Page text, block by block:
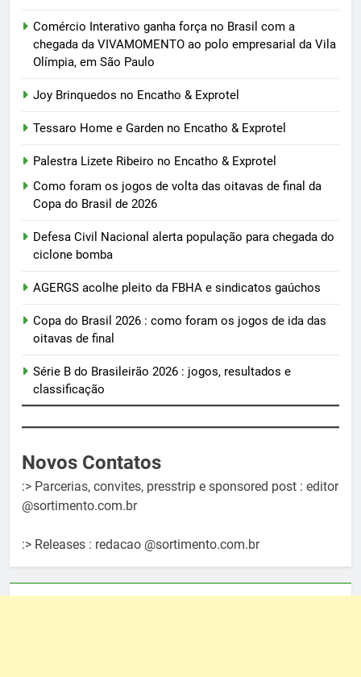
Comércio Interativo ganha força no Brasil com a
chegada da VIVAMOMENTO ao polo empresarial da Vila
Olímpia, em São Paulo
Joy Brinquedos no Encatho & Exprotel
Tessaro Home e Garden no Encatho & Exprotel
Palestra Lizete Ribeiro no Encatho & Exprotel
Como foram os jogos de volta das oitavas de final da
Copa do Brasil de 2026
Defesa Civil Nacional alerta população para chegada do
ciclone bomba
AGERGS acolhe pleito da FBHA e sindicatos gaúchos
Copa do Brasil 2026 : como foram os jogos de ida das
oitavas de final
Série B do Brasileirão 2026 : jogos, resultados e
classificação
Novos Contatos
:> Parcerias, convites, presstrip e sponsored post : editor
@sortimento.com.br
:> Releases : redacao @sortimento.com.br